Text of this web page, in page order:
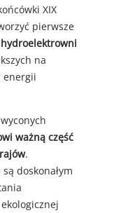
XIX
pierwsze
na
energii
ważną część
.
doskonałym